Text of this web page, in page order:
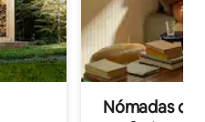
Nómadas